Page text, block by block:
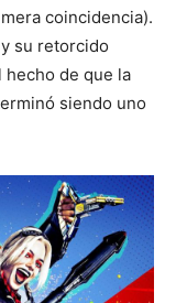
coincidencia).
su retorcido
de que la
siendo uno